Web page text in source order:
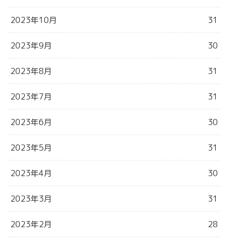
2023年10月 31
2023年9月 30
2023年8月 31
2023年7月 31
2023年6月 30
2023年5月 31
2023年4月 30
2023年3月 31
2023年2月 28